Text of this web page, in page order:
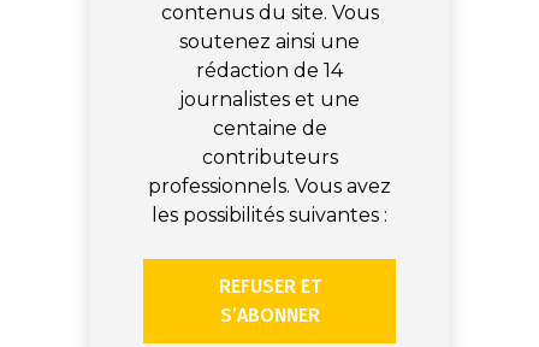
contenus du site. Vous
soutenez ainsi une
rédaction de 14
journalistes et une
centaine de
contributeurs
professionnels. Vous avez
les possibilités suivantes :
REFUSER ET
S’ABONNER